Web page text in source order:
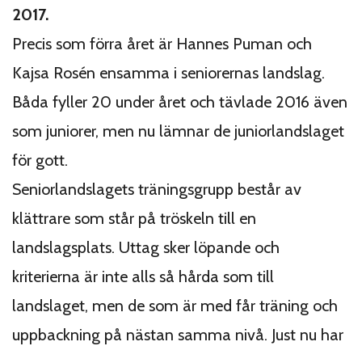
2017.
Precis som förra året är Hannes Puman och
Kajsa Rosén ensamma i seniorernas landslag.
Båda fyller 20 under året och tävlade 2016 även
som juniorer, men nu lämnar de juniorlandslaget
för gott.
Seniorlandslagets träningsgrupp består av
klättrare som står på tröskeln till en
landslagsplats. Uttag sker löpande och
kriterierna är inte alls så hårda som till
landslaget, men de som är med får träning och
uppbackning på nästan samma nivå. Just nu har